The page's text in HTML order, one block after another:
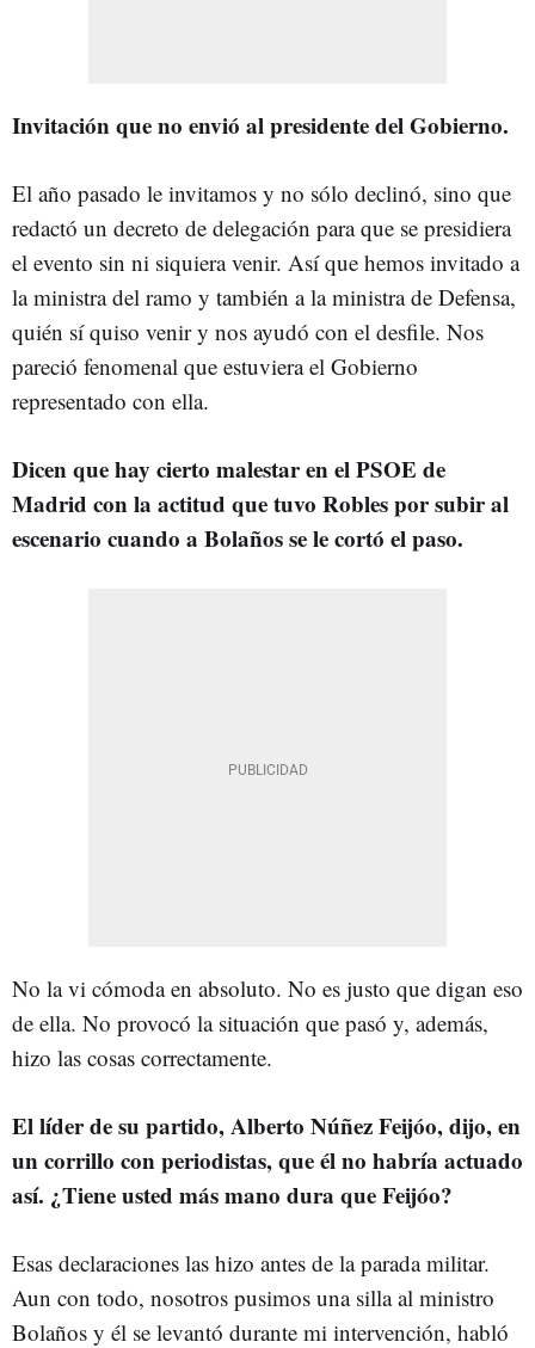
Invitación que no envió al presidente del Gobierno.
El año pasado le invitamos y no sólo declinó, sino que
redactó un decreto de delegación para que se presidiera
el evento sin ni siquiera venir. Así que hemos invitado a
la ministra del ramo y también a la ministra de Defensa,
quién sí quiso venir y nos ayudó con el desfile. Nos
pareció fenomenal que estuviera el Gobierno
representado con ella.
Dicen que hay cierto malestar en el PSOE de
Madrid con la actitud que tuvo Robles por subir al
escenario cuando a Bolaños se le cortó el paso.
No la vi cómoda en absoluto. No es justo que digan eso
de ella. No provocó la situación que pasó y, además,
hizo las cosas correctamente.
El líder de su partido, Alberto Núñez Feijóo, dijo, en
un corrillo con periodistas, que él no habría actuado
así. ¿Tiene usted más mano dura que Feijóo?
Esas declaraciones las hizo antes de la parada militar.
Aun con todo, nosotros pusimos una silla al ministro
Bolaños y él se levantó durante mi intervención, habló